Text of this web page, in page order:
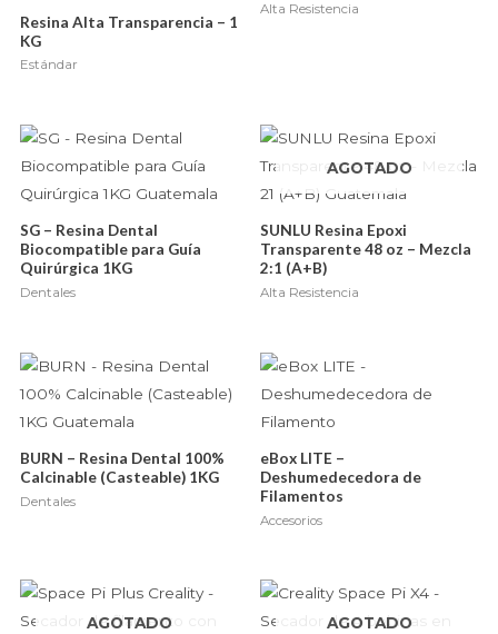
Resina Alta Transparencia – 1
KG
Estándar
Alta Resistencia
SG – Resina Dental
Biocompatible para Guía
Quirúrgica 1KG
Dentales
AGOTADO
SUNLU Resina Epoxi
Transparente 48 oz – Mezcla
2:1 (A+B)
Alta Resistencia
BURN – Resina Dental 100%
Calcinable (Casteable) 1KG
Dentales
eBox LITE –
Deshumedecedora de
Filamentos
Accesorios
AGOTADO AGOTADO